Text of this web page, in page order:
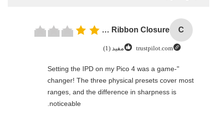
C
Custom Logo Paper Cardboard Packing Folding White / Black / Rose Gold Luxury Magnetic Gift Box with Ribbon Closure
trustpilot.com مفيد (1)
"Setting the IPD on my Pico 4 was a game-
changer! The three physical presets cover most
ranges, and the difference in sharpness is
noticeable.